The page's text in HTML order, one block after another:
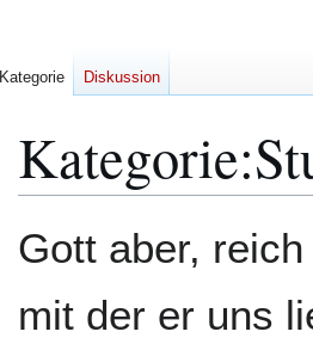
Kategorie:
Navigation
Suche
Gott aber,
mit der er uns
Kategorie Diskussion